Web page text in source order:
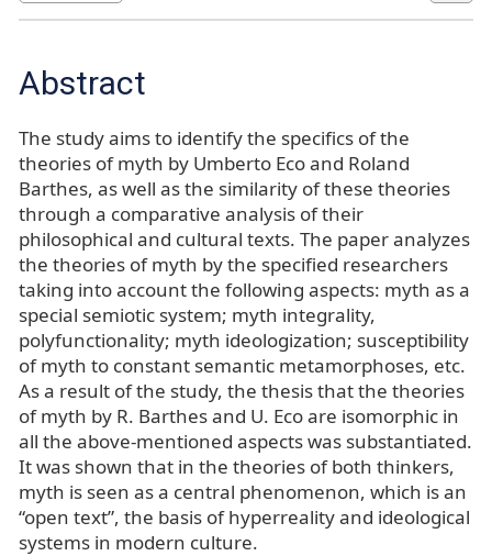
Abstract
The study aims to identify the specifics of the
theories of myth by Umberto Eco and Roland
Barthes, as well as the similarity of these theories
through a comparative analysis of their
philosophical and cultural texts. The paper analyzes
the theories of myth by the specified researchers
taking into account the following aspects: myth as a
special semiotic system; myth integrality,
polyfunctionality; myth ideologization; susceptibility
of myth to constant semantic metamorphoses, etc.
As a result of the study, the thesis that the theories
of myth by R. Barthes and U. Eco are isomorphic in
all the above-mentioned aspects was substantiated.
It was shown that in the theories of both thinkers,
myth is seen as a central phenomenon, which is an
“open text”, the basis of hyperreality and ideological
systems in modern culture.